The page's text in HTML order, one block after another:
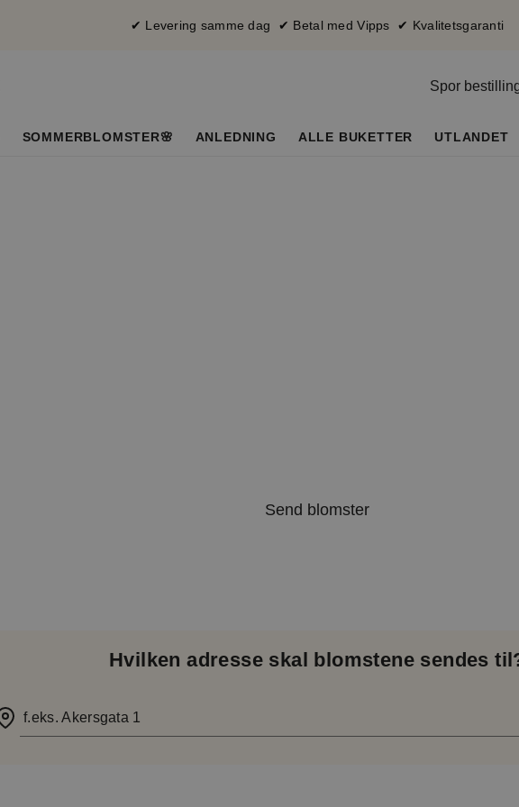
✔ Levering samme dag ✔ Betal med Vipps ✔ Kvalitetsgaranti
Spor
SOMMERBLOMSTER🌸 ANLEDNING ALLE BUKETTER UTLANDET
Send blomster
Hvilken adresse skal blomstene sendes
f.eks. Akersgata 1